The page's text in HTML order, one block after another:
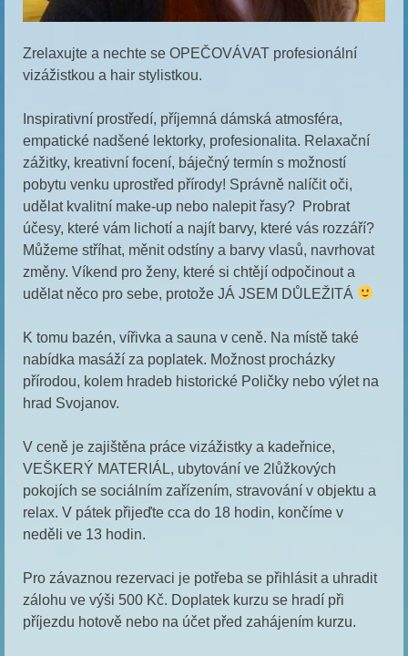
Zrelaxujte a nechte se OPEČOVÁVAT profesionální
vizážistkou a hair stylistkou.
Inspirativní prostředí, příjemná dámská atmosféra,
empatické nadšené lektorky, profesionalita. Relaxační
zážitky, kreativní focení, báječný termín s možností
pobytu venku uprostřed přírody! Správně nalíčit oči,
udělat kvalitní make-up nebo nalepit řasy? Probrat
účesy, které vám lichotí a najít barvy, které vás rozzáří?
Můžeme stříhat, měnit odstíny a barvy vlasů, navrhovat
změny. Víkend pro ženy, které si chtějí odpočinout a
udělat něco pro sebe, protože JÁ JSEM DŮLEŽITÁ
K tomu bazén, vířivka a sauna v ceně. Na místě také
nabídka masáží za poplatek. Možnost procházky
přírodou, kolem hradeb historické Poličky nebo výlet na
hrad Svojanov.
V ceně je zajištěna práce vizážistky a kadeřnice,
VEŠKERÝ MATERIÁL, ubytování ve 2lůžkových
pokojích se sociálním zařízením, stravování v objektu a
relax. V pátek přijeďte cca do 18 hodin, končíme v
neděli ve 13 hodin.
Pro závaznou rezervaci je potřeba se přihlásit a uhradit
zálohu ve výši 500 Kč. Doplatek kurzu se hradí při
příjezdu hotově nebo na účet před zahájením kurzu.